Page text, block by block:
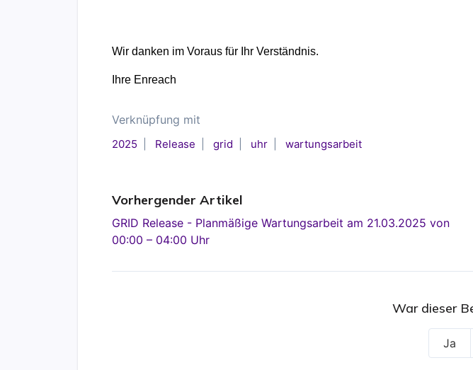
Wir danken im Voraus für Ihr Verständnis.
Ihre Enreach
Verknüpfung mit
2025 Release grid uhr wartungsarbeit
Vorhergender Artikel
GRID Release - Planmäßige Wartungsarbeit am 21.03.2025 von
00:00 – 04:00 Uhr
War dieser
Ja